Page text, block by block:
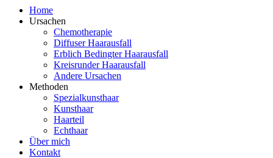
Home
Ursachen
Chemotherapie
Diffuser Haarausfall
Erblich Bedingter Haarausfall
Kreisrunder Haarausfall
Andere Ursachen
Methoden
Spezialkunsthaar
Kunsthaar
Haarteil
Echthaar
Über mich
Kontakt